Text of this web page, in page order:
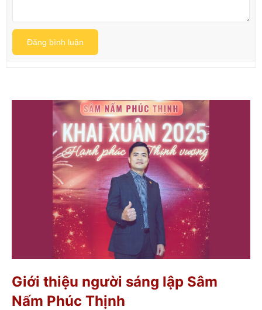
Đăng bình luận
Giới thiệu người sáng lập Sâm
Nấm Phúc Thịnh